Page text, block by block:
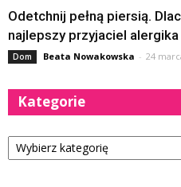
Odetchnij pełną piersią.
najlepszy przyjaciel
Dom Beata Nowakowska - 24
Kategorie
Kategorie